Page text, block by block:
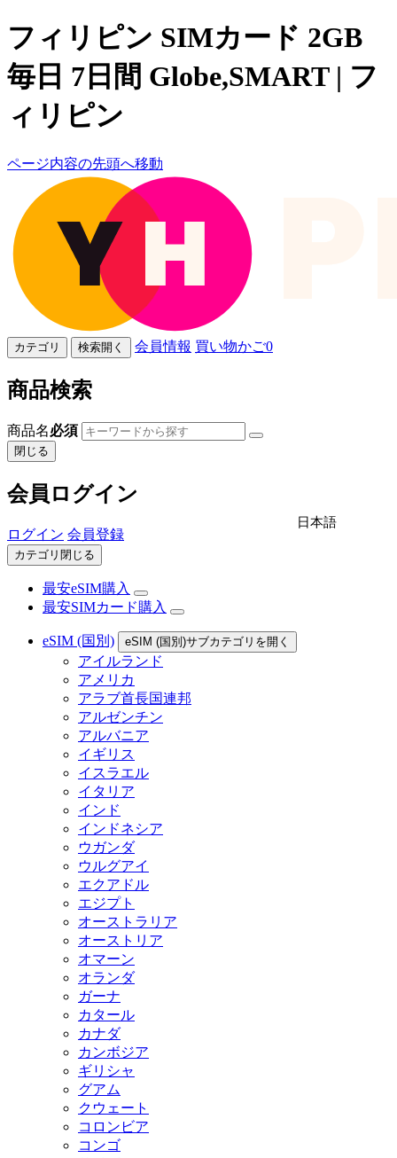
フィリピン SIMカード 2GB
毎日 7日間 Globe,SMART | フ
ィリピン
ページ内容の先頭へ移動
カテゴリ 検索開く 会員情報 買い物かご0
商品検索
商品名必須
閉じる
会員ログイン
ログイン 会員登録
日本語
カテゴリ閉じる
最安eSIM購入
最安SIMカード購入
eSIM (国別) eSIM (国別)サブカテゴリを開く
アイルランド
アメリカ
アラブ首長国連邦
アルゼンチン
アルバニア
イギリス
イスラエル
イタリア
インド
インドネシア
ウガンダ
ウルグアイ
エクアドル
エジプト
オーストラリア
オーストリア
オマーン
オランダ
ガーナ
カタール
カナダ
カンボジア
ギリシャ
グアム
クウェート
コロンビア
コンゴ